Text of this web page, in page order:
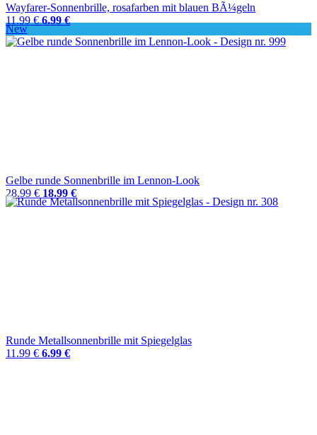
Wayfarer-Sonnenbrille, rosafarben mit blauen BÃ¼geln
11.99 € 6.99 €
New
Gelbe runde Sonnenbrille im Lennon-Look
28.99 € 18.99 €
Runde Metallsonnenbrille mit Spiegelglas
11.99 € 6.99 €